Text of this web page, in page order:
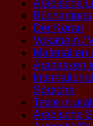
Arabische
Büchertipps
Der Koran
Vokabeln /
Materialien
Arabesken
Sprache
Texte in
Arabische